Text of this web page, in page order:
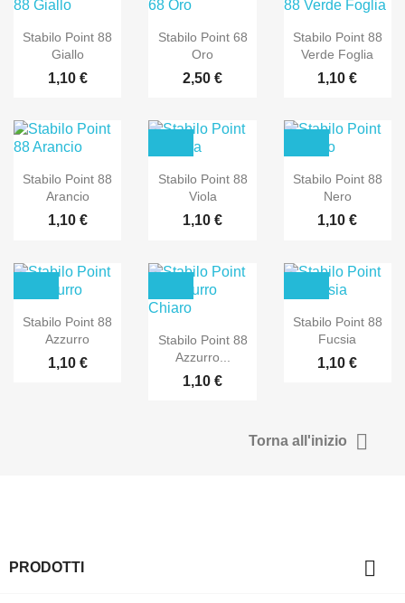
Stabilo Point 88
Giallo
1,10 €
Stabilo Point 68
Oro
2,50 €
Stabilo Point 88
Verde Foglia
1,10 €
Stabilo Point 88
Arancio
1,10 €
Stabilo Point 88
Viola
1,10 €
Stabilo Point 88
Nero
1,10 €
Stabilo Point 88
Azzurro
1,10 €
Stabilo Point 88
Azzurro...
1,10 €
Stabilo Point 88
Fucsia
1,10 €
Torna all'inizio 
PRODOTTI
